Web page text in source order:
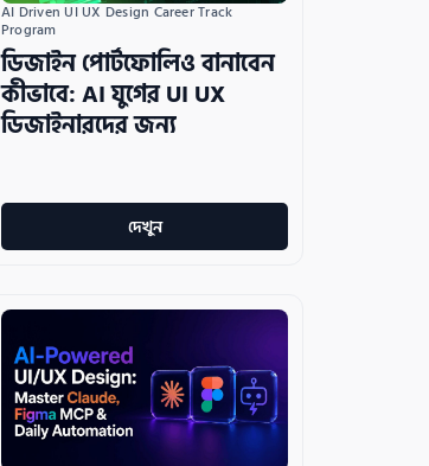
AI Driven UI UX Design Career Track
Program
ডিজাইন পোর্টফোলিও বানাবেন
কীভাবে: AI যুগের UI UX
ডিজাইনারদের জন্য
দেখুন